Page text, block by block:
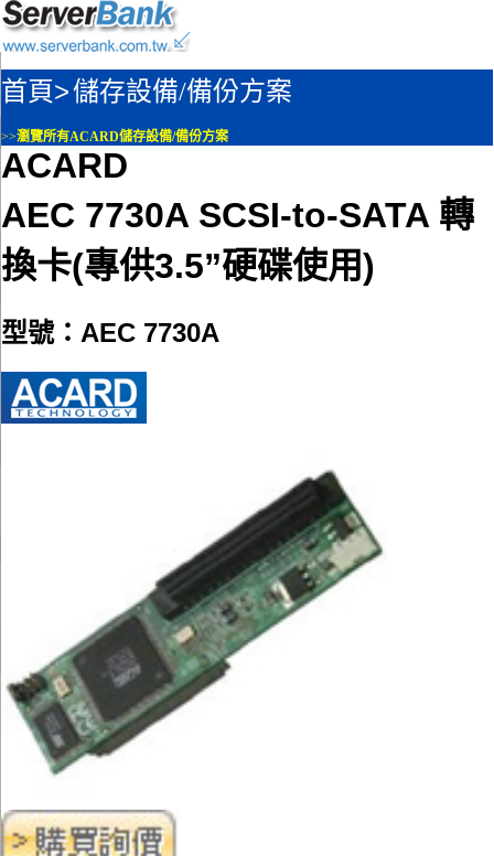
首頁>儲存設備/備份方案
>>瀏覽所有ACARD儲存設備/備份方案
ACARD
AEC 7730A SCSI-to-SATA 轉
換卡(專供3.5”硬碟使用)
型號：AEC 7730A